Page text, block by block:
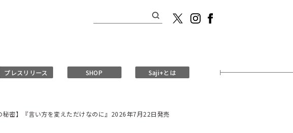
プレスリリース SHOP Saji+とは
秘密】『言い方を変えただけなのに』2026年7月22日発売